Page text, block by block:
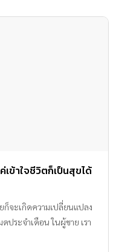
ข้าใจชีวิตก็เป็นสุขได้
ก็จะเกิดความเปลี่ยนแปลง
ประจำเดือน ในผู้ชาย เรา